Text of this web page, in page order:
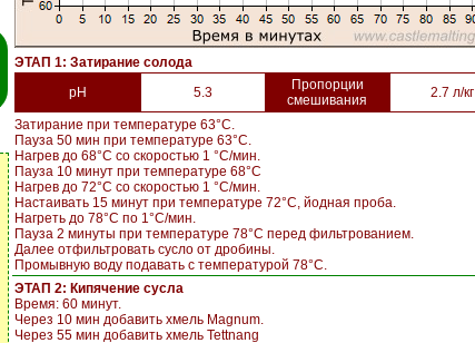
ЭТАП 1: Затирание солода
pH
5.3
Пропорции
смешивания
2.7 л/кг
Затирание при температуре 63°C.
Пауза 50 мин при температуре 63°C.
Нагрев до 68°C со скоростью 1 °C/мин.
Пауза 10 минут при температуре 68°C
Нагрев до 72°C со скоростью 1 °C/мин.
Настаивать 15 минут при температуре 72°C, йодная проба.
Нагреть до 78°C по 1°C/мин.
Пауза 2 минуты при температуре 78°C перед фильтрованием.
Далее отфильтровать сусло от дробины.
Промывную воду подавать с температурой 78°C.
ЭТАП 2: Кипячение сусла
Время: 60 минут.
Через 10 мин добавить хмель Magnum.
Через 55 мин добавить хмель Tettnang